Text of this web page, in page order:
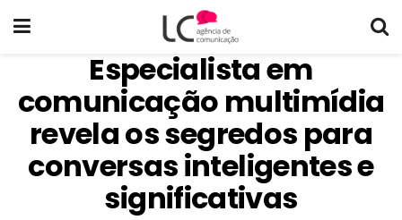
Especialista em
comunicação multimídia
revela os segredos para
conversas inteligentes e
significativas